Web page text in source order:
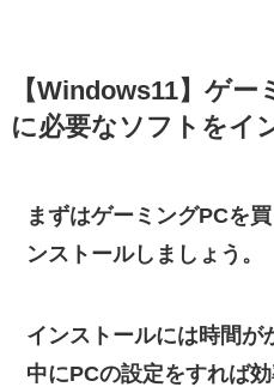
【Windows11】ゲ
に必要なソフトをイ
まずはゲーミングPCを
ンストールしましょう。
インストールには時間が
中にPCの設定をすれば効